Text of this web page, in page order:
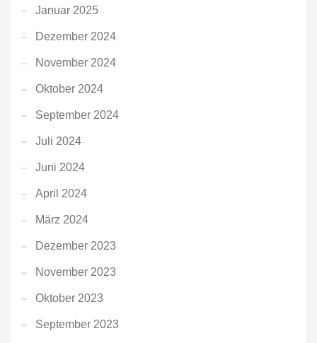
Januar 2025
Dezember 2024
November 2024
Oktober 2024
September 2024
Juli 2024
Juni 2024
April 2024
März 2024
Dezember 2023
November 2023
Oktober 2023
September 2023